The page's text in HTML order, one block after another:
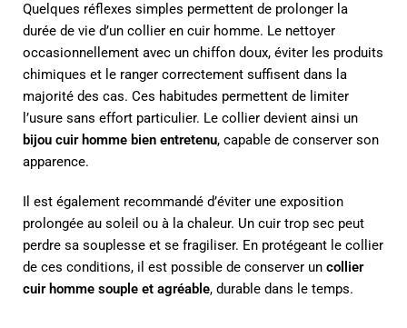
Quelques réflexes simples permettent de prolonger la
durée de vie d’un collier en cuir homme. Le nettoyer
occasionnellement avec un chiffon doux, éviter les produits
chimiques et le ranger correctement suffisent dans la
majorité des cas. Ces habitudes permettent de limiter
l’usure sans effort particulier. Le collier devient ainsi un
bijou cuir homme bien entretenu, capable de conserver son
apparence.
Il est également recommandé d’éviter une exposition
prolongée au soleil ou à la chaleur. Un cuir trop sec peut
perdre sa souplesse et se fragiliser. En protégeant le collier
de ces conditions, il est possible de conserver un collier
cuir homme souple et agréable, durable dans le temps.